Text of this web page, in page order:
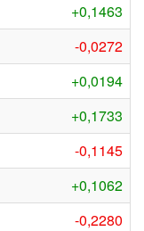
+0,1463
-0,0272
+0,0194
+0,1733
-0,1145
+0,1062
-0,2280